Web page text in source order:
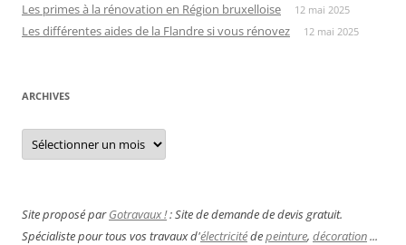
Les primes à la rénovation en Région bruxelloise 12 mai 2025
Les différentes aides de la Flandre si vous rénovez 12 mai 2025
ARCHIVES
Archives
Site proposé parGotravaux !: Site de demande de devis gratuit.
Spécialiste pour tous vos travaux d'électricitédepeinture, décoration...